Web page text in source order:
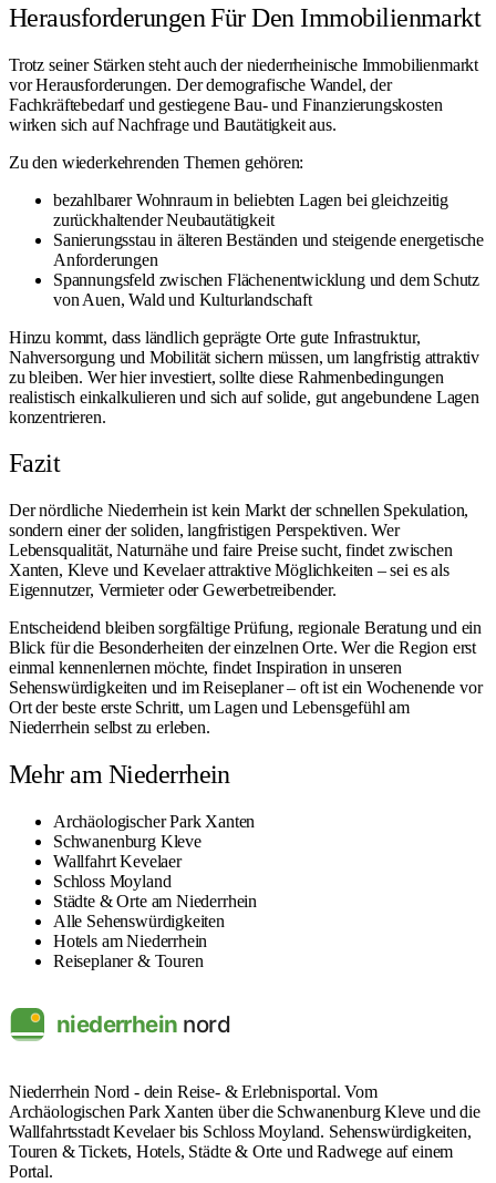
Herausforderungen Für Den Immobilienmarkt
Trotz seiner Stärken steht auch der niederrheinische Immobilienmarkt
vor Herausforderungen. Der demografische Wandel, der
Fachkräftebedarf und gestiegene Bau- und Finanzierungskosten
wirken sich auf Nachfrage und Bautätigkeit aus.
Zu den wiederkehrenden Themen gehören:
bezahlbarer Wohnraum in beliebten Lagen bei gleichzeitig
zurückhaltender Neubautätigkeit
Sanierungsstau in älteren Beständen und steigende energetische
Anforderungen
Spannungsfeld zwischen Flächenentwicklung und dem Schutz
von Auen, Wald und Kulturlandschaft
Hinzu kommt, dass ländlich geprägte Orte gute Infrastruktur,
Nahversorgung und Mobilität sichern müssen, um langfristig attraktiv
zu bleiben. Wer hier investiert, sollte diese Rahmenbedingungen
realistisch einkalkulieren und sich auf solide, gut angebundene Lagen
konzentrieren.
Fazit
Der nördliche Niederrhein ist kein Markt der schnellen Spekulation,
sondern einer der soliden, langfristigen Perspektiven. Wer
Lebensqualität, Naturnähe und faire Preise sucht, findet zwischen
Xanten, Kleve und Kevelaer attraktive Möglichkeiten – sei es als
Eigennutzer, Vermieter oder Gewerbetreibender.
Entscheidend bleiben sorgfältige Prüfung, regionale Beratung und ein
Blick für die Besonderheiten der einzelnen Orte. Wer die Region erst
einmal kennenlernen möchte, findet Inspiration in unseren
Sehenswürdigkeiten und imReiseplaner– oft ist ein Wochenende vor
Ort der beste erste Schritt, um Lagen und Lebensgefühl am
Niederrhein selbst zu erleben.
Mehr am Niederrhein
Archäologischer Park Xanten
Schwanenburg Kleve
Wallfahrt Kevelaer
Schloss Moyland
Städte & Orte am Niederrhein
Alle Sehenswürdigkeiten
Hotels am Niederrhein
Reiseplaner & Touren
Niederrhein Nord - dein Reise- & Erlebnisportal. Vom
Archäologischen Park Xanten über die Schwanenburg Kleve und die
Wallfahrtsstadt Kevelaer bis Schloss Moyland. Sehenswürdigkeiten,
Touren & Tickets, Hotels, Städte & Orte und Radwege auf einem
Portal.